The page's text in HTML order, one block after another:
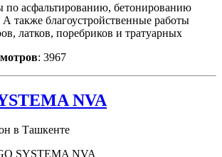
асфальтированию, бетонированию
также благоустройственные работы
латков, поребриков и тратуарных
: 3967
NVA
в Ташкенте